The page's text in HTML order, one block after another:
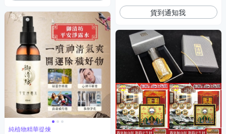
純植物精華提煉
貨到通知我